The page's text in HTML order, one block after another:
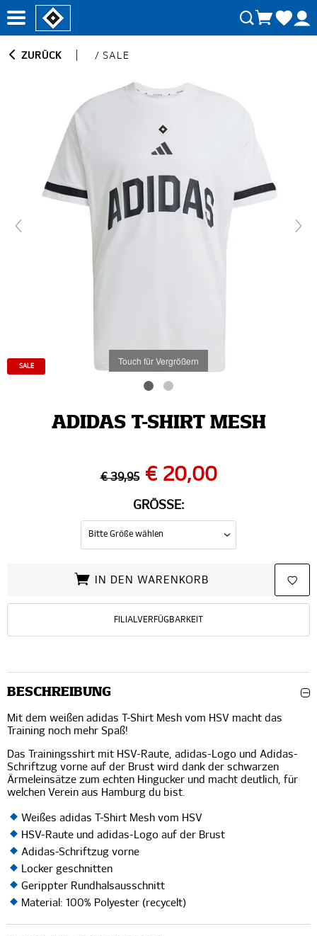
ZURÜCK /SALE
Touch für Vergrößern
SALE
ADIDAS T-SHIRT MESH
€ 39,95 € 20,00
GRÖSSE:
IN DEN WARENKORB
FILIALVERFÜGBARKEIT
BESCHREIBUNG
Mit dem weißen adidas T-Shirt Mesh vom HSV macht das
Training noch mehr Spaß!
Das Trainingsshirt mit HSV-Raute, adidas-Logo und Adidas-
Schriftzug vorne auf der Brust wird dank der schwarzen
Ärmeleinsätze zum echten Hingucker und macht deutlich, für
welchen Verein aus Hamburg du bist.
Weißes adidas T-Shirt Mesh vom HSV
HSV-Raute und adidas-Logo auf der Brust
Adidas-Schriftzug vorne
Locker geschnitten
Gerippter Rundhalsausschnitt
Material: 100% Polyester (recycelt)